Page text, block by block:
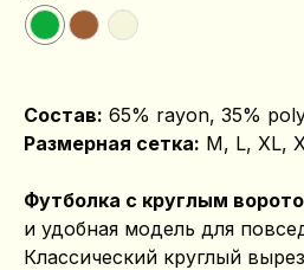
Состав: 65% rayon, 35%
Размерная сетка: M, L, XL,
Футболка с круглым
и удобная модель для
Классический круглый